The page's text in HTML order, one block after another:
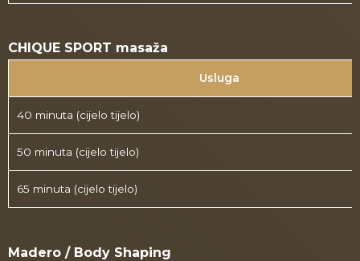
CHIQUE SPORT masaža
Usluga
40 minuta (cijelo tijelo)
50 minuta (cijelo tijelo)
65 minuta (cijelo tijelo)
Madero / Body Shaping